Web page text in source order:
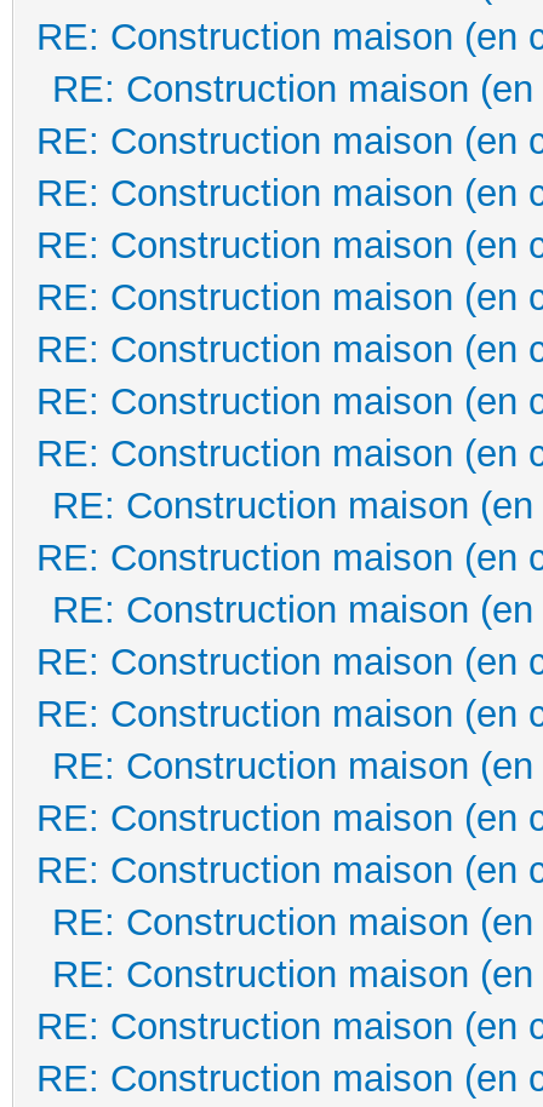
RE: Construction maison (en
RE: Construction maison
RE: Construction maison (en
RE: Construction maison (en
RE: Construction maison (en
RE: Construction maison (en
RE: Construction maison (en
RE: Construction maison (en
RE: Construction maison (en
RE: Construction maison
RE: Construction maison (en
RE: Construction maison
RE: Construction maison (en
RE: Construction maison (en
RE: Construction maison
RE: Construction maison (en
RE: Construction maison (en
RE: Construction maison
RE: Construction maison
RE: Construction maison (en
RE: Construction maison (en